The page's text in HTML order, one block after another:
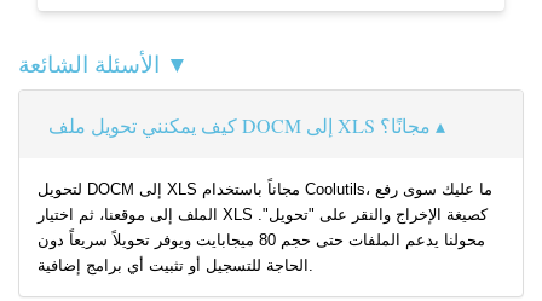
الأسئلة الشائعة ▼
كيف يمكنني تحويل ملف DOCM إلى XLS مجانًا؟
لتحويل DOCM إلى XLS مجاناً باستخدام Coolutils، ما عليك سوى رفع
الملف إلى موقعنا، ثم اختيار XLS كصيغة الإخراج والنقر على "تحويل".
محولنا يدعم الملفات حتى حجم 80 ميجابايت ويوفر تحويلاً سريعاً دون
الحاجة للتسجيل أو تثبيت أي برامج إضافية.